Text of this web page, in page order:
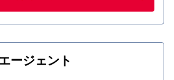
ージェント